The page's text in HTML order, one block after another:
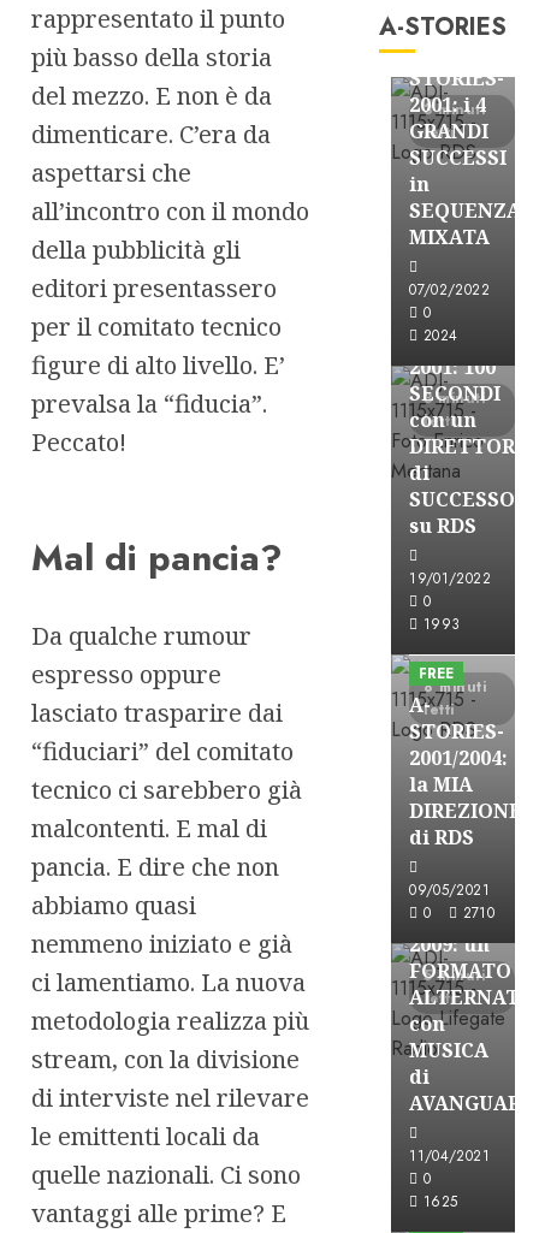
rappresentato il punto
più basso della storia
del mezzo. E non è da
dimenticare. C’era da
aspettarsi che
all’incontro con il mondo
della pubblicità gli
editori presentassero
per il comitato tecnico
figure di alto livello. E’
prevalsa la “fiducia”.
Peccato!
Mal di pancia?
Da qualche rumour
espresso oppure
lasciato trasparire dai
“fiduciari” del comitato
tecnico ci sarebbero già
malcontenti. E mal di
pancia. E dire che non
abbiamo quasi
nemmeno iniziato e già
ci lamentiamo. La nuova
metodologia realizza più
stream, con la divisione
di interviste nel rilevare
le emittenti locali da
quelle nazionali. Ci sono
vantaggi alle prime? E
A-STORIES
3 minuti
letti
FREE
A-
STORIES-
2001: i 4
GRANDI
SUCCESSI
in
SEQUENZA
MIXATA
07/02/2022
0
2024
3 minuti
letti
A-Stories
FREE
A-
STORIES-
2001: 100
SECONDI
con un
DIRETTORE
di
SUCCESSO
su RDS
19/01/2022
0
1993
8 minuti
letti
A-Stories
FREE
A-
STORIES-
2001/2004:
la MIA
DIREZIONE
di RDS
09/05/2021
0
2710
5 minuti
letti
A-Stories
Formazione
A-
STORIES-
2009: un
FORMATO
con
MUSICA
di
11/04/2021
0
1625
A-Stories
Formazione